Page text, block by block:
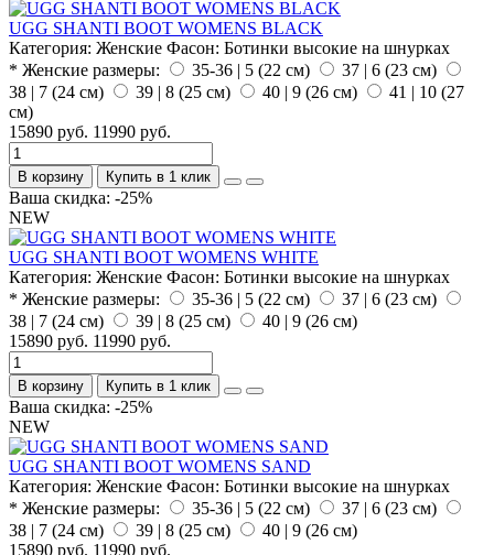
UGG SHANTI BOOT WOMENS BLACK
Категория: Женские Фасон: Ботинки высокие на шнурках
* Женские размеры:
35-36 | 5 (22 см)
37 | 6 (23 см)
38 | 7 (24 см)
39 | 8 (25 см) 40 | 9 (26 см)
41 | 10 (27
см)
15890 руб. 11990 руб.
В корзину Купить в 1 клик
Ваша скидка: -25%
NEW
UGG SHANTI BOOT WOMENS WHITE
Категория: Женские Фасон: Ботинки высокие на шнурках
* Женские размеры:
35-36 | 5 (22 см)
37 | 6 (23 см)
38 | 7 (24 см)
39 | 8 (25 см)
40 | 9 (26 см)
15890 руб. 11990 руб.
В корзину Купить в 1 клик
Ваша скидка: -25%
NEW
UGG SHANTI BOOT WOMENS SAND
Категория: Женские Фасон: Ботинки высокие на шнурках
* Женские размеры:
35-36 | 5 (22 см)
37 | 6 (23 см)
38 | 7 (24 см)
39 | 8 (25 см)
40 | 9 (26 см)
15890 руб. 11990 руб.